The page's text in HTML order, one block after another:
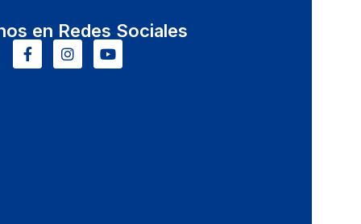
en Redes Sociales